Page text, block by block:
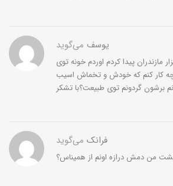
یوسف می‌گوید
مازندران پیدا کردم اوردم خونه توی
کار کنم که خودش و تخماش اسیب
برشون گردونم توی طبیعت؟با تشکر
فرانک می‌گوید
من دمش درازه اونم از همیناس؟